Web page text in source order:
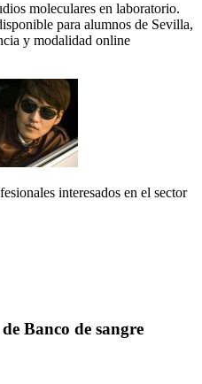
moleculares en laboratorio.
para alumnos de Sevilla,
y modalidad online
interesados en el sector
Banco de sangre